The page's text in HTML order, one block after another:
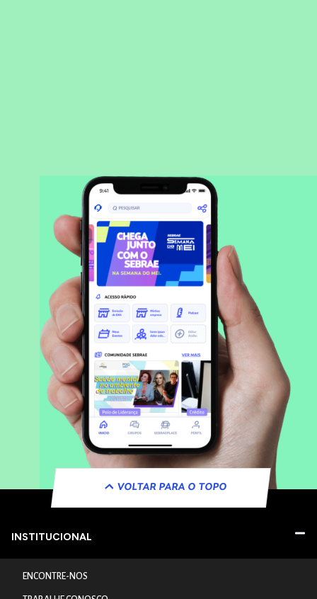
VOLTAR PARA O TOPO
INSTITUCIONAL
ENCONTRE-NOS